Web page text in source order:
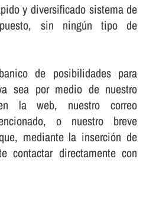
y diversificado sistema de
sin ningún tipo de
de posibilidades para
sea por medio de nuestro
la web, nuestro correo
o nuestro breve
mediante la inserción de
contactar directamente con